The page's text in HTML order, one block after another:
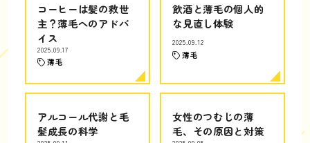
コーヒーは髪の救世
主？薄毛へのアドバ
イス
2025.09.17
薄毛
飲酒と薄毛の個人的
な見直し体験
2025.09.12
薄毛
アルコール代謝と毛
髪成長の科学
女性のつむじの薄
毛、その原因と対策